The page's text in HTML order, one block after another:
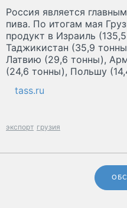
Россия является
пива. По итогам мая
продукт в Израиль
Таджикистан (35,9
Латвию (29,6 тонны),
(24,6 тонны), Польшу
tass.ru
экспорт грузия